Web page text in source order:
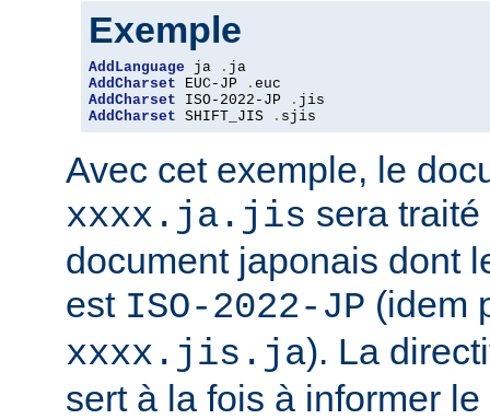
Exemple
AddLanguage ja .
AddCharset EUC-JP .
AddCharset ISO-2022-JP .
AddCharset SHIFT_JIS . sjis
Avec cet exemple, le
xxxx.ja.jis sera
document japonais dont
est ISO-2022-JP (idem
xxxx.jis.ja). La
sert à la fois à informer